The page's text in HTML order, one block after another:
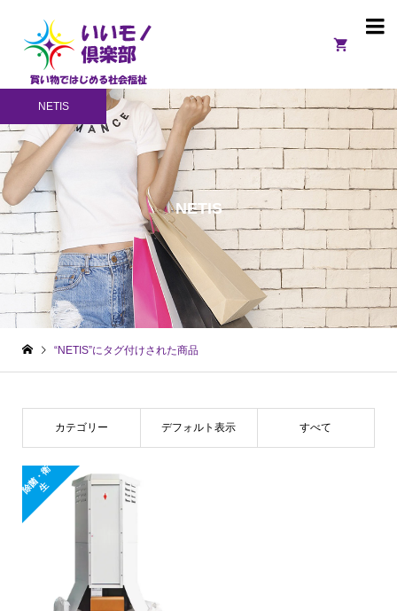

NETIS
NETIS
“NETIS”にタグ付けされた商品
カテゴリー デフォルト表示 すべて
除
菌
・
衛
生